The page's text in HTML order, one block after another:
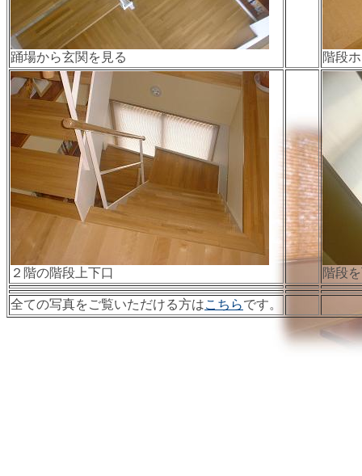
踊場から玄関を見る 階段
２階の階段上下口 階段
全ての写真をご覧いただける方はこちらです。